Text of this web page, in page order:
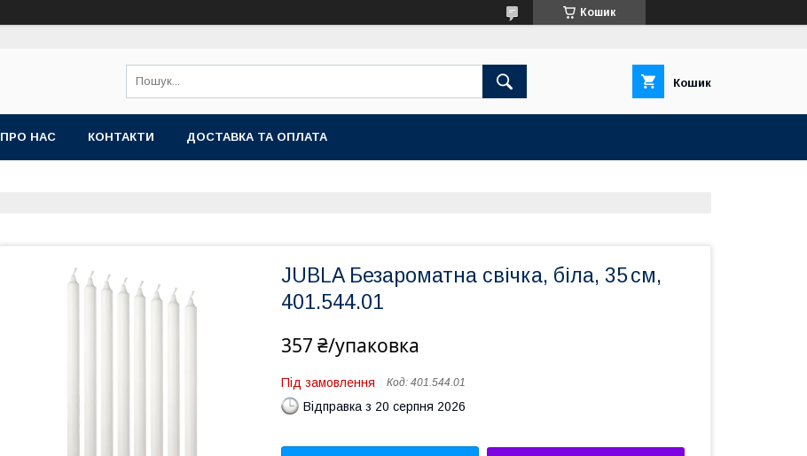
Кошик
Кошик
ПРО НАС КОНТАКТИ ДОСТАВКА ТА ОПЛАТА
JUBLA Безароматна свічка, біла, 35 см,
401.544.01
357 ₴/упаковка
Під замовлення Код: 401.544.01
Відправка з 20 серпня 2026